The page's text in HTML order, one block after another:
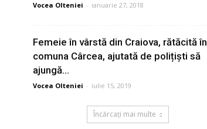
Vocea Olteniei - ianuarie 27, 2018
Femeie în vârstă din Craiova, rătăcită în
comuna Cârcea, ajutată de polițiști să
ajungă...
Vocea Olteniei - iulie 15, 2019
Încărcați mai multe